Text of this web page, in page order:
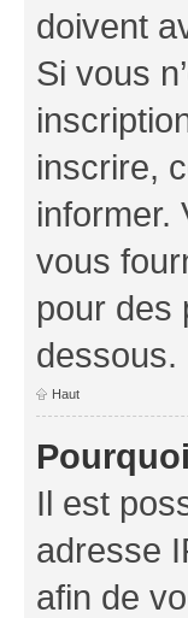
doivent
Si vous
inscrire,
informer.
vous
pour des
dessous.
Haut
Il est
adresse
afin de